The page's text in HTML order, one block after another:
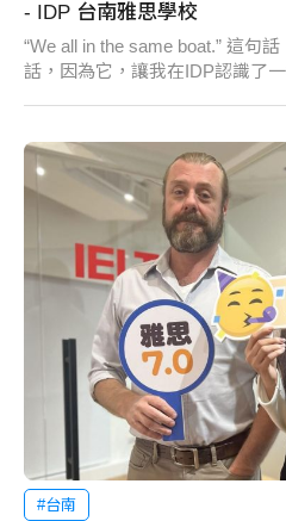
- IDP 台南雅思學校
“We all in the same boat.” 這句
話，因為它，讓我在IDP認識了
#台南